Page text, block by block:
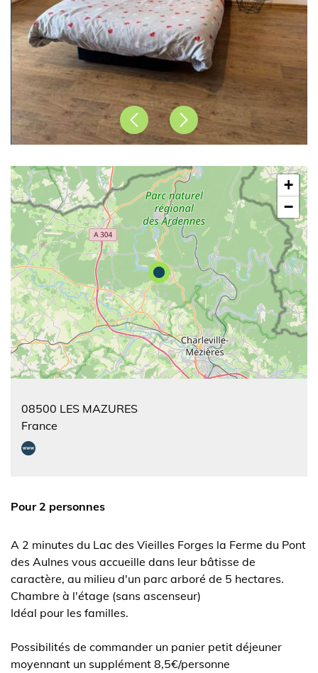
PrécédentSuivant
+
−
08500 LES MAZURES
France
Pour 2 personnes
A 2 minutes du Lac des Vieilles Forges la Ferme du Pont
des Aulnes vous accueille dans leur bâtisse de
caractère, au milieu d'un parc arboré de 5 hectares.
Chambre à l'étage (sans ascenseur)
Idéal pour les familles.
Possibilités de commander un panier petit déjeuner
moyennant un supplément 8,5€/personne